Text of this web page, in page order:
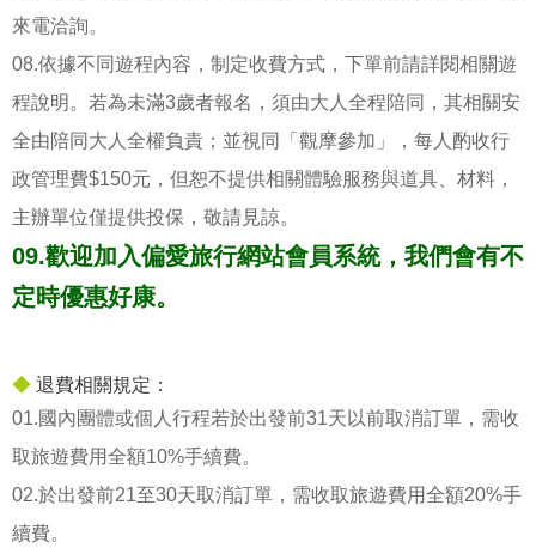
來電洽詢。
08.依據不同遊程內容，制定收費方式，下單前請詳閱相關遊
程說明。若為未滿3歲者報名，須由大人全程陪同，其相關安
全由陪同大人全權負責；並視同「觀摩參加」，每人酌收行
政管理費$150元，但恕不提供相關體驗服務與道具、材料，
主辦單位僅提供投保，敬請見諒。
09.歡迎加入偏愛旅行網站會員系統，我們會有不
定時優惠好康。
◆ 退費相關規定：
01.國內團體或個人行程若於出發前31天以前取消訂單，需收
取旅遊費用全額10%手續費。
02.於出發前21至30天取消訂單，需收取旅遊費用全額20%手
續費。